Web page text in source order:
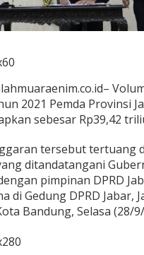
2021 Pemda Provinsi
sebesar Rp39,42
tersebut tertuang
ditandatangani
pimpinan DPRD
di Gedung DPRD Jabar,
Bandung, Selasa (28/